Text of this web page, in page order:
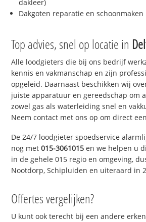
dakleer)
Dakgoten reparatie en schoonmaken
Top advies, snel op locatie in
Alle loodgieters die bij ons bedrijf
kennis en vakmanschap en zijn
opgeleid. Daarnaast beschikken wij
juiste apparatuur en gereedschap om
zowel gas als waterleiding snel en
Neem contact met ons op om direct
De 24/7 loodgieter spoedservice
nog met015-3061015 en we helpen u
in de gehele 015 regio en omgeving,
Nootdorp, Schipluiden en uiteraard in
Offertes vergelijken?
U kunt ook terecht bij een andere